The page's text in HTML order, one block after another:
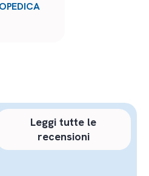
Leggi tutte le
recensioni